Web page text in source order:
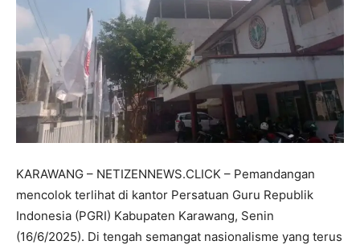
KARAWANG – NETIZENNEWS.CLICK – Pemandangan
mencolok terlihat di kantor Persatuan Guru Republik
Indonesia (PGRI) Kabupaten Karawang, Senin
(16/6/2025). Di tengah semangat nasionalisme yang terus